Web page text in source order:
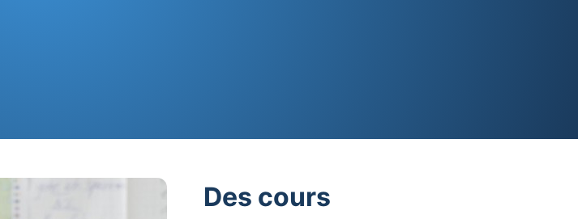
Des cours